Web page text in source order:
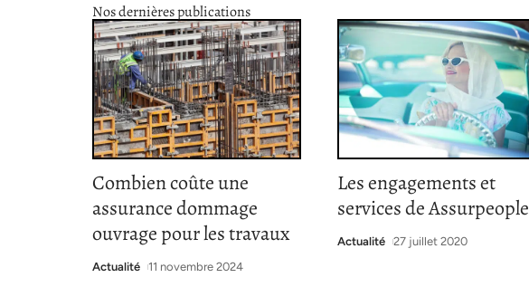
Nos dernières publications
Combien coûte une
assurance dommage
ouvrage pour les travaux
Actualité 11 novembre 2024
Les engagements et
services de Assurpeople
Actualité 27 juillet 2020